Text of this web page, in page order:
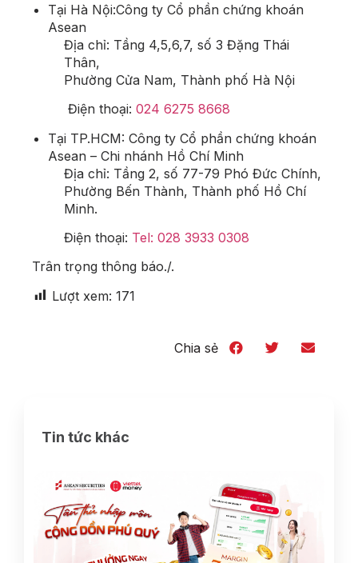
Tại Hà Nội:Công ty Cổ phần chứng khoán
Asean
Địa chỉ: Tầng 4,5,6,7, số 3 Đặng Thái
Thân,
Phường Cửa Nam, Thành phố Hà Nội
Điện thoại: 024 6275 8668
Tại TP.HCM: Công ty Cổ phần chứng khoán
Asean – Chi nhánh Hồ Chí Minh
Địa chỉ: Tầng 2, số 77-79 Phó Đức Chính,
Phường Bến Thành, Thành phố Hồ Chí
Minh.
Điện thoại: Tel: 028 3933 0308
Trân trọng thông báo./.
Lượt xem: 171
Chia sẻ
Tin tức khác